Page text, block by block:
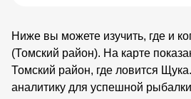
Ниже вы можете изучить, где и
(Томский район). На карте
Томский район, где ловится
аналитику для успешной рыбалки